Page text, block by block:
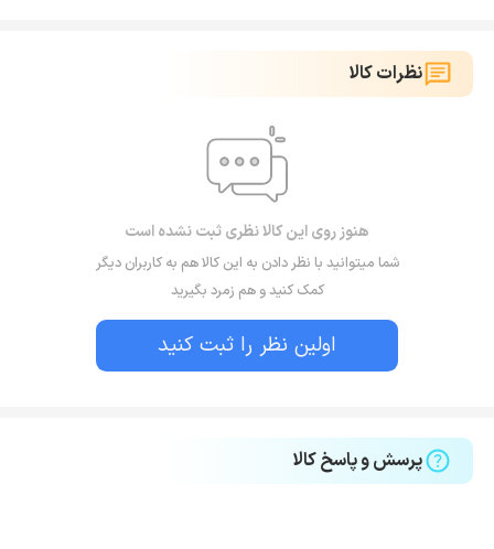
نظرات کالا
هنوز روی این کالا نظری ثبت نشده است
شما میتوانید با نظر دادن به این کالا هم به کاربران دیگر
کمک کنید و هم زمرد بگیرید
اولین نظر را ثبت کنید
پرسش و پاسخ کالا